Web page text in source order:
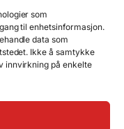
som
til enhetsinformasjon.
data som
Ikke å samtykke
innvirkning på enkelte
film og bøker m.m.